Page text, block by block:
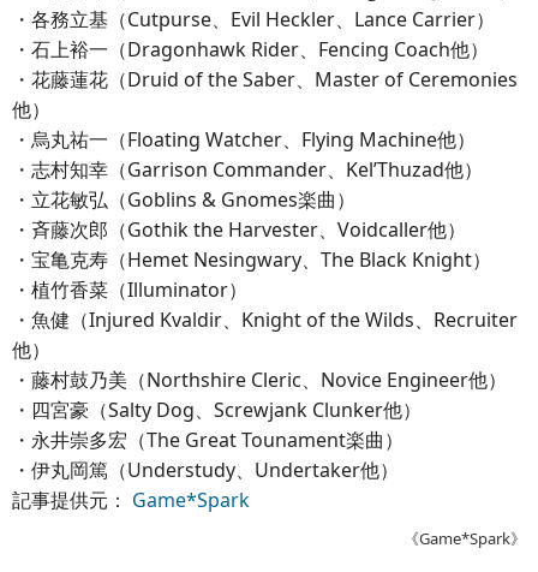
・各務立基（Cutpurse、Evil Heckler、Lance Carrier）
・石上裕一（Dragonhawk Rider、Fencing Coach他）
・花藤蓮花（Druid of the Saber、Master of Ceremonies
他）
・烏丸祐一（Floating Watcher、Flying Machine他）
・志村知幸（Garrison Commander、Kel’Thuzad他）
・立花敏弘（Goblins & Gnomes楽曲）
・斉藤次郎（Gothik the Harvester、Voidcaller他）
・宝亀克寿（Hemet Nesingwary、The Black Knight）
・植竹香菜（Illuminator）
・魚健（Injured Kvaldir、Knight of the Wilds、Recruiter
他）
・藤村鼓乃美（Northshire Cleric、Novice Engineer他）
・四宮豪（Salty Dog、Screwjank Clunker他）
・永井崇多宏（The Great Tounament楽曲）
・伊丸岡篤（Understudy、Undertaker他）
記事提供元： Game*Spark
《Game*Spark》